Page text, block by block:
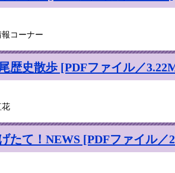
コーナー
歴史散歩 [PDFファイル／
花
たて！NEWS [PDFファイル／